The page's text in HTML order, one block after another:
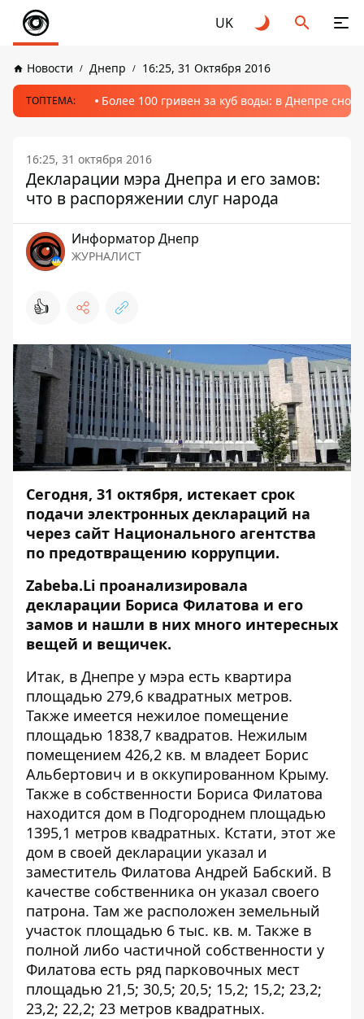
UK
Новости Днепр 16:25, 31 Октября 2016
ТОПТЕМА: Более 100 гривен за куб воды: в Днепре
16:25, 31 октября 2016
Декларации мэра Днепра и его замов:
что в распоряжении слуг народа
Информатор Днепр
ЖУРНАЛИСТ
👍
Сегодня, 31 октября, истекает срок
подачи электронных деклараций на
через сайт Национального агентства
по предотвращению коррупции.
Zabeba.Li проанализировала
декларации Бориса Филатова и его
замов и нашли в них много интересных
вещей и вещичек.
Итак, в Днепре у мэра есть квартира
площадью 279,6 квадратных метров.
Также имеется нежилое помещение
площадью 1838,7 квадратов. Нежилым
помещением 426,2 кв. м владеет Борис
Альбертович и в оккупированном Крыму.
Также в собственности Бориса Филатова
находится дом в Подгороднем площадью
1395,1 метров квадратных. Кстати, этот же
дом в своей декларации указал и
заместитель Филатова Андрей Бабский. В
качестве собственника он указал своего
патрона. Там же расположен земельный
участок площадью 6 тыс. кв. м. Также в
полной либо частичной собственности у
Филатова есть ряд парковочных мест
площадью 21,5; 30,5; 20,5; 15,2; 15,2; 23,2;
23,2; 22,2; 23 метров квадратных.